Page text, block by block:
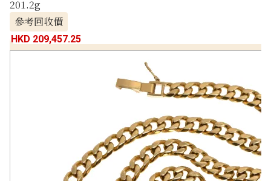
201.2g
參考回收價
HKD 209,457.25